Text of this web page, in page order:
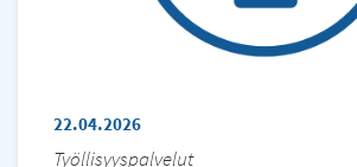
22.04.2026
Työllisyyspalvelut